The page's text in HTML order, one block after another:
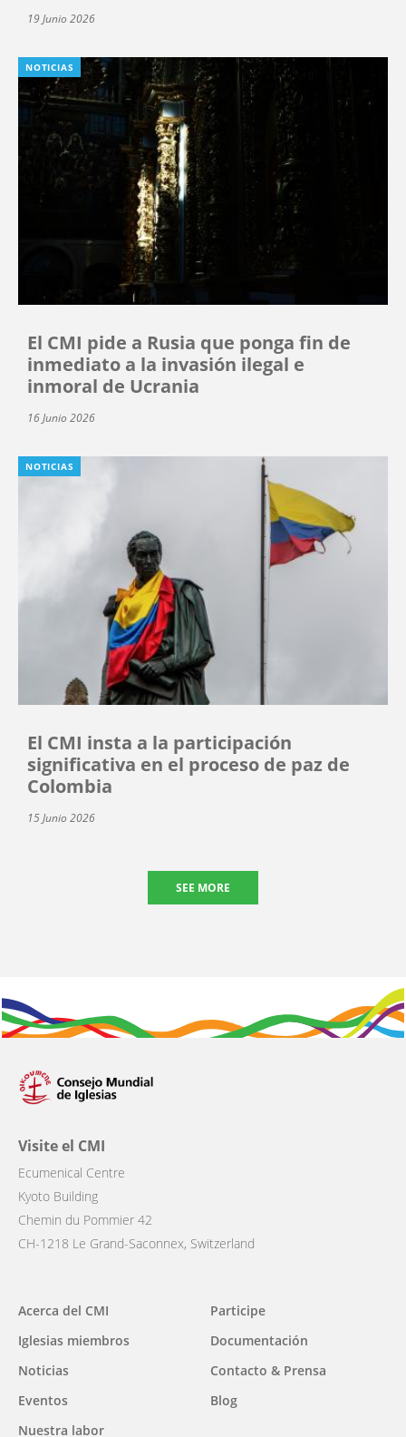
19 Junio 2026
NOTICIAS
El CMI pide a Rusia que ponga fin de
inmediato a la invasión ilegal e
inmoral de Ucrania
16 Junio 2026
NOTICIAS
El CMI insta a la participación
significativa en el proceso de paz de
Colombia
15 Junio 2026
SEE MORE
Visite el CMI
Ecumenical Centre
Kyoto Building
Chemin du Pommier 42
CH-1218 Le Grand-Saconnex, Switzerland
Main
navigation
Acerca del CMI
Iglesias miembros
Noticias
Eventos
Nuestra labor
Participe
Documentación
Contacto & Prensa
Blog